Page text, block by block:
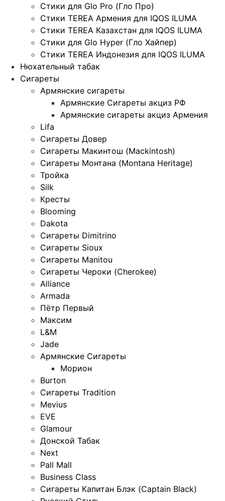
Стики для Glo Pro (Гло Про)
Стики TEREA Армения для IQOS ILUMA
Стики TEREA Казахстан для IQOS ILUMA
Стики для Glo Hyper (Гло Хайпер)
Стики TEREA Индонезия для IQOS ILUMA
Нюхательный табак
Сигареты
Армянские сигареты
Армянские Сигареты акциз РФ
Армянские сигареты акциз Армения
Lifa
Сигареты Довер
Сигареты Макинтош (Mackintosh)
Сигареты Монтана (Montana Heritage)
Тройка
Silk
Кресты
Blooming
Dakota
Сигареты Dimitrino
Сигареты Sioux
Сигареты Manitou
Сигареты Чероки (Cherokee)
Alliance
Armada
Пётр Первый
Максим
L&M
Jade
Армянские Сигареты
Морион
Burton
Сигареты Tradition
Mevius
EVE
Glamour
Донской Табак
Next
Pall Mall
Business Class
Сигареты Капитан Блэк (Captain Black)